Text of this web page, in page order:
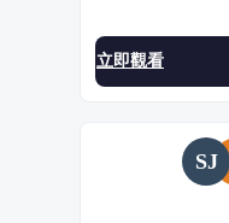
立即觀看
SJ